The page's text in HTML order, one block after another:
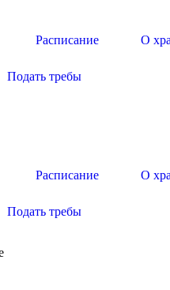
Расписание О
Подать требы
Расписание О
Подать требы